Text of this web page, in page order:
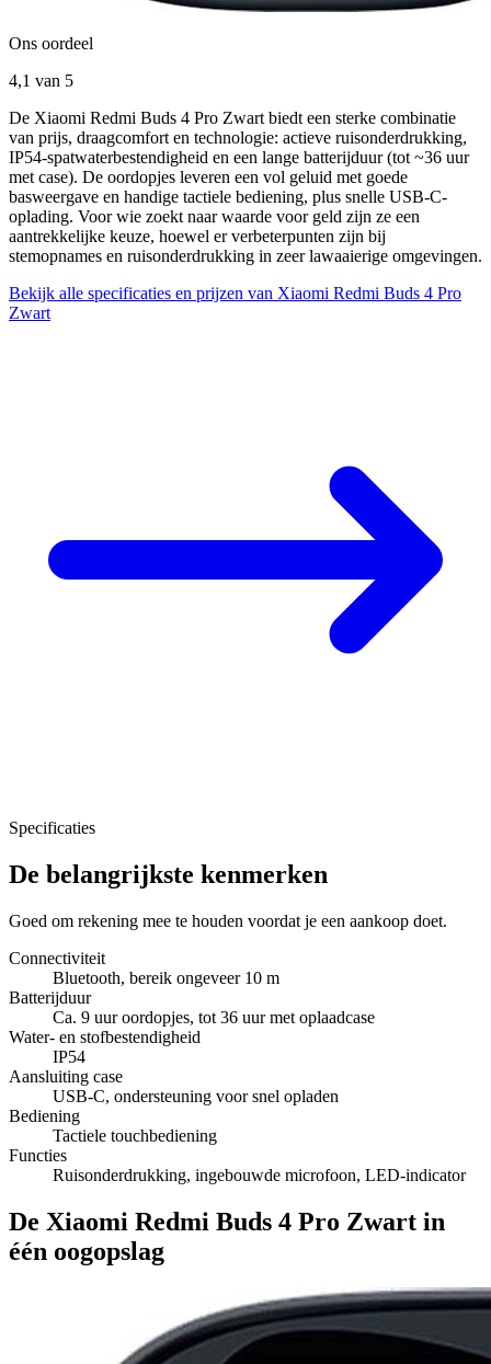
Ons oordeel
4,1 van 5
De Xiaomi Redmi Buds 4 Pro Zwart biedt een sterke combinatie
van prijs, draagcomfort en technologie: actieve ruisonderdrukking,
IP54-spatwaterbestendigheid en een lange batterijduur (tot ~36 uur
met case). De oordopjes leveren een vol geluid met goede
basweergave en handige tactiele bediening, plus snelle USB-C-
oplading. Voor wie zoekt naar waarde voor geld zijn ze een
aantrekkelijke keuze, hoewel er verbeterpunten zijn bij
stemopnames en ruisonderdrukking in zeer lawaaierige omgevingen.
Bekijk alle specificaties en prijzen van Xiaomi Redmi Buds 4 Pro
Zwart
Specificaties
De belangrijkste kenmerken
Goed om rekening mee te houden voordat je een aankoop doet.
Connectiviteit
Bluetooth, bereik ongeveer 10 m
Batterijduur
Ca. 9 uur oordopjes, tot 36 uur met oplaadcase
Water- en stofbestendigheid
IP54
Aansluiting case
USB-C, ondersteuning voor snel opladen
Bediening
Tactiele touchbediening
Functies
Ruisonderdrukking, ingebouwde microfoon, LED-indicator
De Xiaomi Redmi Buds 4 Pro Zwart in
één oogopslag